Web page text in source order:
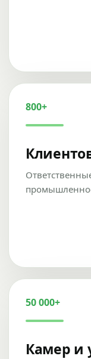
800+
50 000+
Камер и